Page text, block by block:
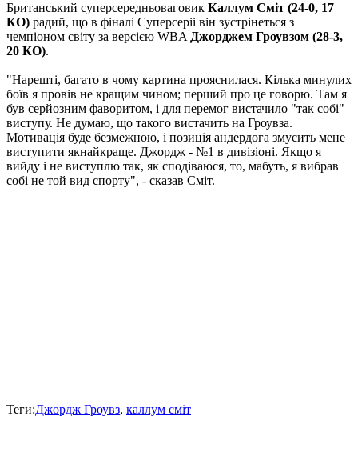
Британський суперсередньоваговик Каллум Сміт (24-0, 17
КО) радий, що в фіналі Суперсеріі він зустрінеться з
чемпіоном світу за версією WBAДжорджем Гроувзом (28-3,
20 КО).
"Нарешті, багато в чому картина прояснилася. Кілька минулих
боїв я провів не кращим чином; перший про це говорю. Там я
був серйозним фаворитом, і для перемог вистачило "так собі"
виступу. Не думаю, що такого вистачить на Гроувза.
Мотивація буде безмежною, і позиція андердога змусить мене
виступити якнайкраще. Джордж - №1 в дивізіоні. Якщо я
вийду і не виступлю так, як сподіваюся, то, мабуть, я вибрав
собі не той вид спорту", - сказав Сміт.
Теги:Джордж Гроувз, каллум сміт